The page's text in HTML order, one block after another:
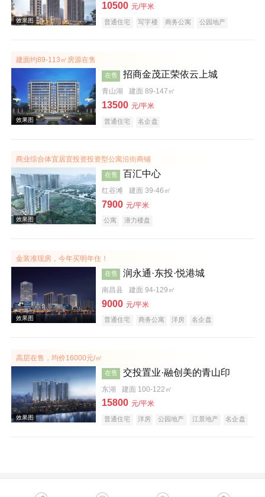
效果图
样板间
10500 元/平米
普通住宅 写字楼 商务公寓
公园地产
建面约89-113㎡房源在售
在售 招商金茂正荣依云上城
青山湖 建面 89-147㎡
13500 元/平米
普通住宅 名企盘
商业综合体宜居宜投资投资型公寓沿街商铺
在售 百汇中心
红谷滩 建面 39-46㎡
7900 元/平米
公寓 潜力楼盘
金装准现房，今年买明年住！
在售 润永通·东投·悦港城
南昌县 建面 94-129㎡
9000 元/平米
普通住宅 商务公寓 洋房 名企盘
高层在售，均价16000元/㎡
在售 交投置业·融创美的青山印
东湖 建面 100-122㎡
15800 元/平米
普通住宅 洋房 公园地产 江景地产 名企盘